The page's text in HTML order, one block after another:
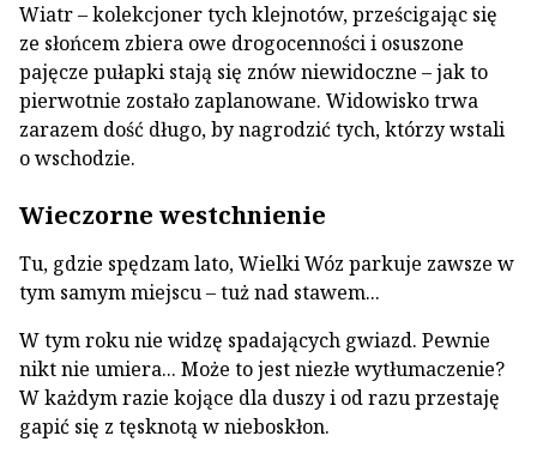
Wiatr – kolekcjoner tych klejnotów, prześcigając się
ze słońcem zbiera owe drogocenności i osuszone
pajęcze pułapki stają się znów niewidoczne – jak to
pierwotnie zostało zaplanowane. Widowisko trwa
zarazem dość długo, by nagrodzić tych, którzy wstali
o wschodzie.
Wieczorne westchnienie
Tu, gdzie spędzam lato, Wielki Wóz parkuje zawsze w
tym samym miejscu – tuż nad stawem...
W tym roku nie widzę spadających gwiazd. Pewnie
nikt nie umiera... Może to jest niezłe wytłumaczenie?
W każdym razie kojące dla duszy i od razu przestaję
gapić się z tęsknotą w nieboskłon.